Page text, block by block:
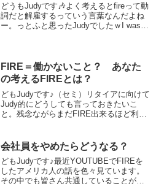
どうもJudyです🎶よく考えるとfireって動
詞だと解雇するっていう言葉なんだよね
ー。っとふと思ったJudyでしたｗI was
FIRE＝働かないこと？ あなた
の考えるFIREとは？
どもJudyです♪（セミ）リタイアに向けて
Judy的にどうしても言っておきたいこ
と。残念ながらまだFIRE出来るほど利益
ら生活をしたい訳ではないということを
声を大に...
会社員をやめたらどうなる？
どもJudyです♪最近YOUTUBEでFIREを
したアメリカ人の話を色々見ています。
その中でも皆さん共通していることが